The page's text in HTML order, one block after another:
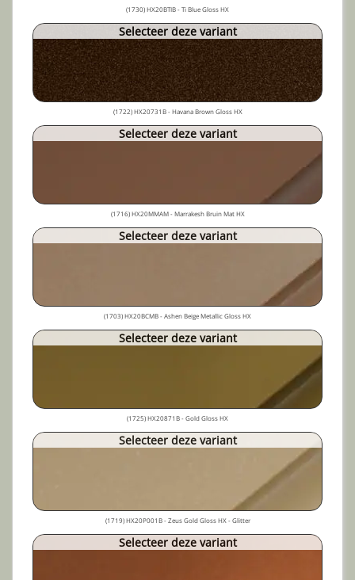
(1730) HX20BTIB - Ti Blue Gloss HX
Selecteer deze variant
(1722) HX20731B - Havana Brown Gloss HX
Selecteer deze variant
(1716) HX20MMAM - Marrakesh Bruin Mat HX
Selecteer deze variant
(1703) HX20BCMB - Ashen Beige Metallic Gloss HX
Selecteer deze variant
(1725) HX20871B - Gold Gloss HX
Selecteer deze variant
(1719) HX20P001B - Zeus Gold Gloss HX - Glitter
Selecteer deze variant